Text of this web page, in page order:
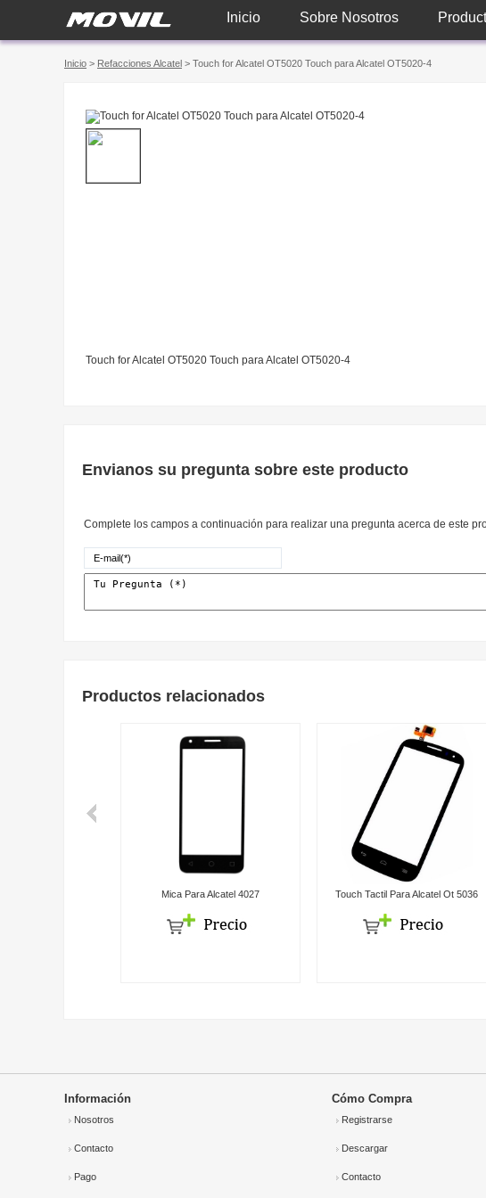
Inicio Sobre Nosotros
Inicio > Refacciones Alcatel > Touch for Alcatel OT5020 Touch para Alcatel OT5020-4
Touch for Alcatel OT5020 Touch para Alcatel OT5020-4
Envianos su pregunta sobre este producto
Complete los campos a continuación para realizar una pregunta acerca de este
Productos relacionados
Mica Para Alcatel 4027 Touch Tactil Para Alcatel Ot 5036
Información
Nosotros
Contacto
Pago
Cómo Compra
Registrarse
Descargar
Contacto